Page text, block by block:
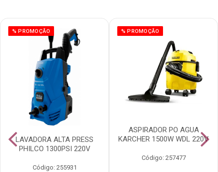
% PROMOÇÃO
LAVADORA ALTA PRESS
PHILCO 1300PSI 220V
Código: 255931
% PROMOÇÃO
ASPIRADOR PO AGUA
KARCHER 1500W WDL 220V
Código: 257477